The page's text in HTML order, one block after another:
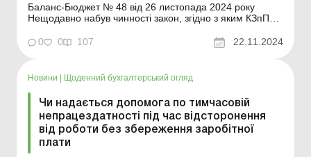
Баланс-Бюджет № 48 від 26 листопада 2024 року
Нещодавно набув чинності закон, згідно з яким КЗпП
працівників з ініціативи роботодавця, а також
відсторонення їх від роботи. Зокрема, нововведення
дотримується правил ...
0 0 107 22.11.2024
Новини Щоденний бухгалтерський огляд
Чи надається допомога по тимчасовій
непрацездатності під час відсторонення
від роботи без збереження заробітної
плати